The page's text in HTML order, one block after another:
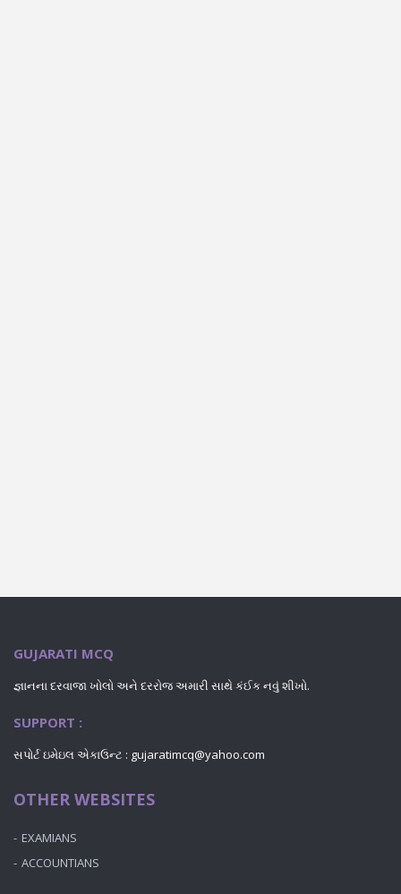
GUJARATI MCQ
જ્ઞાનના દરવાજા ખોલો અને દરરોજ અમારી સાથે કંઈક નવું શીખો.
SUPPORT :
સપોર્ટ ઇમેઇલ એકાઉન્ટ : gujaratimcq@yahoo.com
OTHER WEBSITES
EXAMIANS
ACCOUNTIANS